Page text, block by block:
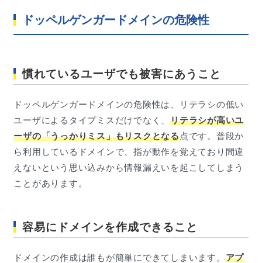
ドッペルゲンガードメインの危険性
慣れているユーザでも被害にあうこと
ドッペルゲンガードメインの危険性は、リテラシの低い
ユーザによるタイプミスだけでなく、リテラシが高いユ
ーザの「うっかりミス」もリスクとなる点です。普段か
ら利用しているドメインで、指が動作を覚えており間違
えないという思い込みから情報漏えいを起こしてしまう
ことがあります。
容易にドメインを作成できること
ドメインの作成は誰もが簡単にできてしまいます。 アプ